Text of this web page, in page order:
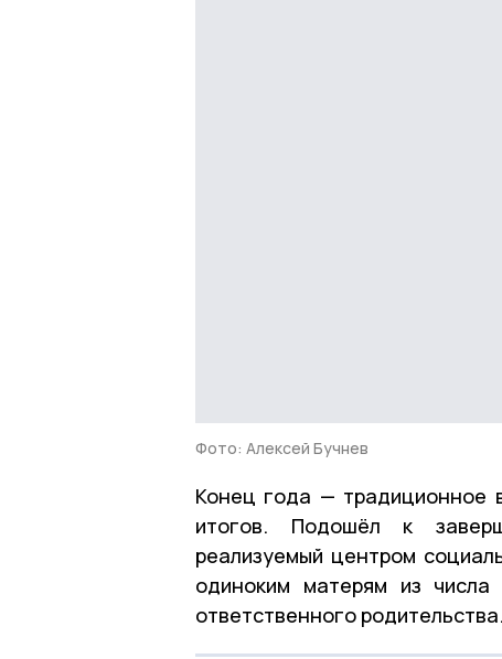
Фото: Алексей Бучнев
Конец года — традиционное
итогов. Подошёл к
реализуемый центром
одиноким матерям из
ответственного родительства.